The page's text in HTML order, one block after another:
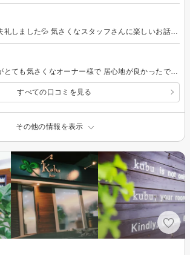
レビューが遅くなり失礼しました💦 気さくなスタッフさんに楽しいお話をしながら過ごせました。 髪の毛を悩みや希望をお伝えすると親身に対応していただけました。 また機会がありましたらよろしくお願い致します😊
初めての利用でしたがとても気さくなオーナー様で 居心地が良かったです。 次回も予約してるのでよろしくお願いします。
すべての口コミを見る
その他の情報を表示